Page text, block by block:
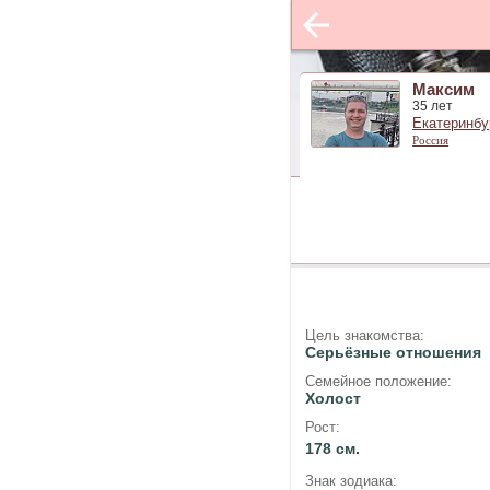
Максим
35 лет
Россия
Цель знакомства:
Серьёзные отношения
Семейное положение:
Холост
Рост:
178 см.
Знак зодиака: